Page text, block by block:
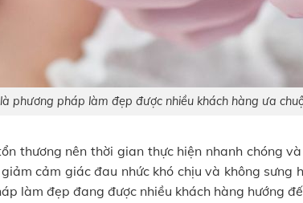
phương pháp làm đẹp được nhiều khách hàng ưa
thương nên thời gian thực hiện nhanh chóng
cảm giác đau nhức khó chịu và không sưng
làm đẹp đang được nhiều khách hàng hướng